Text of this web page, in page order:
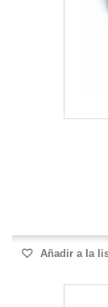
Añadir a la